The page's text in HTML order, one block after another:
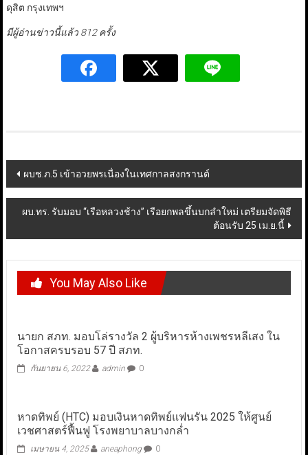
ดุสิต กรุงเทพฯ
มีผู้อ่านข่าวนี้แล้ว 812 ครั้ง
Post
navigation
ผบช.ภ.5 เข้าอวยพรเนื่องในเทศกาลสงกรานต์
ผบ.ทร. รับมอบ “เรือหลวงช้าง” เรือยกพลขึ้นบกลำใหม่ เตรียมจัดพิธี
ต้อนรับ 25 เม.ย.นี้
You May Also Like
นายก สภท. มอบโล่รางวัล 2 ผู้บริหารห้างเพชรหลีเสง ใน
โอกาสครบรอบ 57 ปี สภท.
กันยายน 6, 2022 admin 0
หาดทิพย์ (HTC) มอบเงินหาดทิพย์แฟนรัน 2025 ให้ศูนย์
เวชศาสตร์ฟื้นฟู โรงพยาบาลบางกล่ำ
เมษายน 4, 2025 aneaphong 0